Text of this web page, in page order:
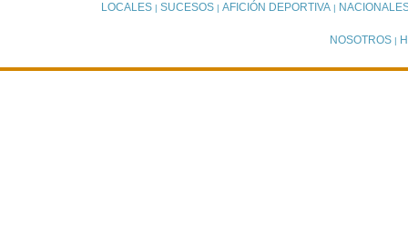
LOCALES| SUCESOS| AFICIÓN DEPORTIVA|
NOSOTROS |